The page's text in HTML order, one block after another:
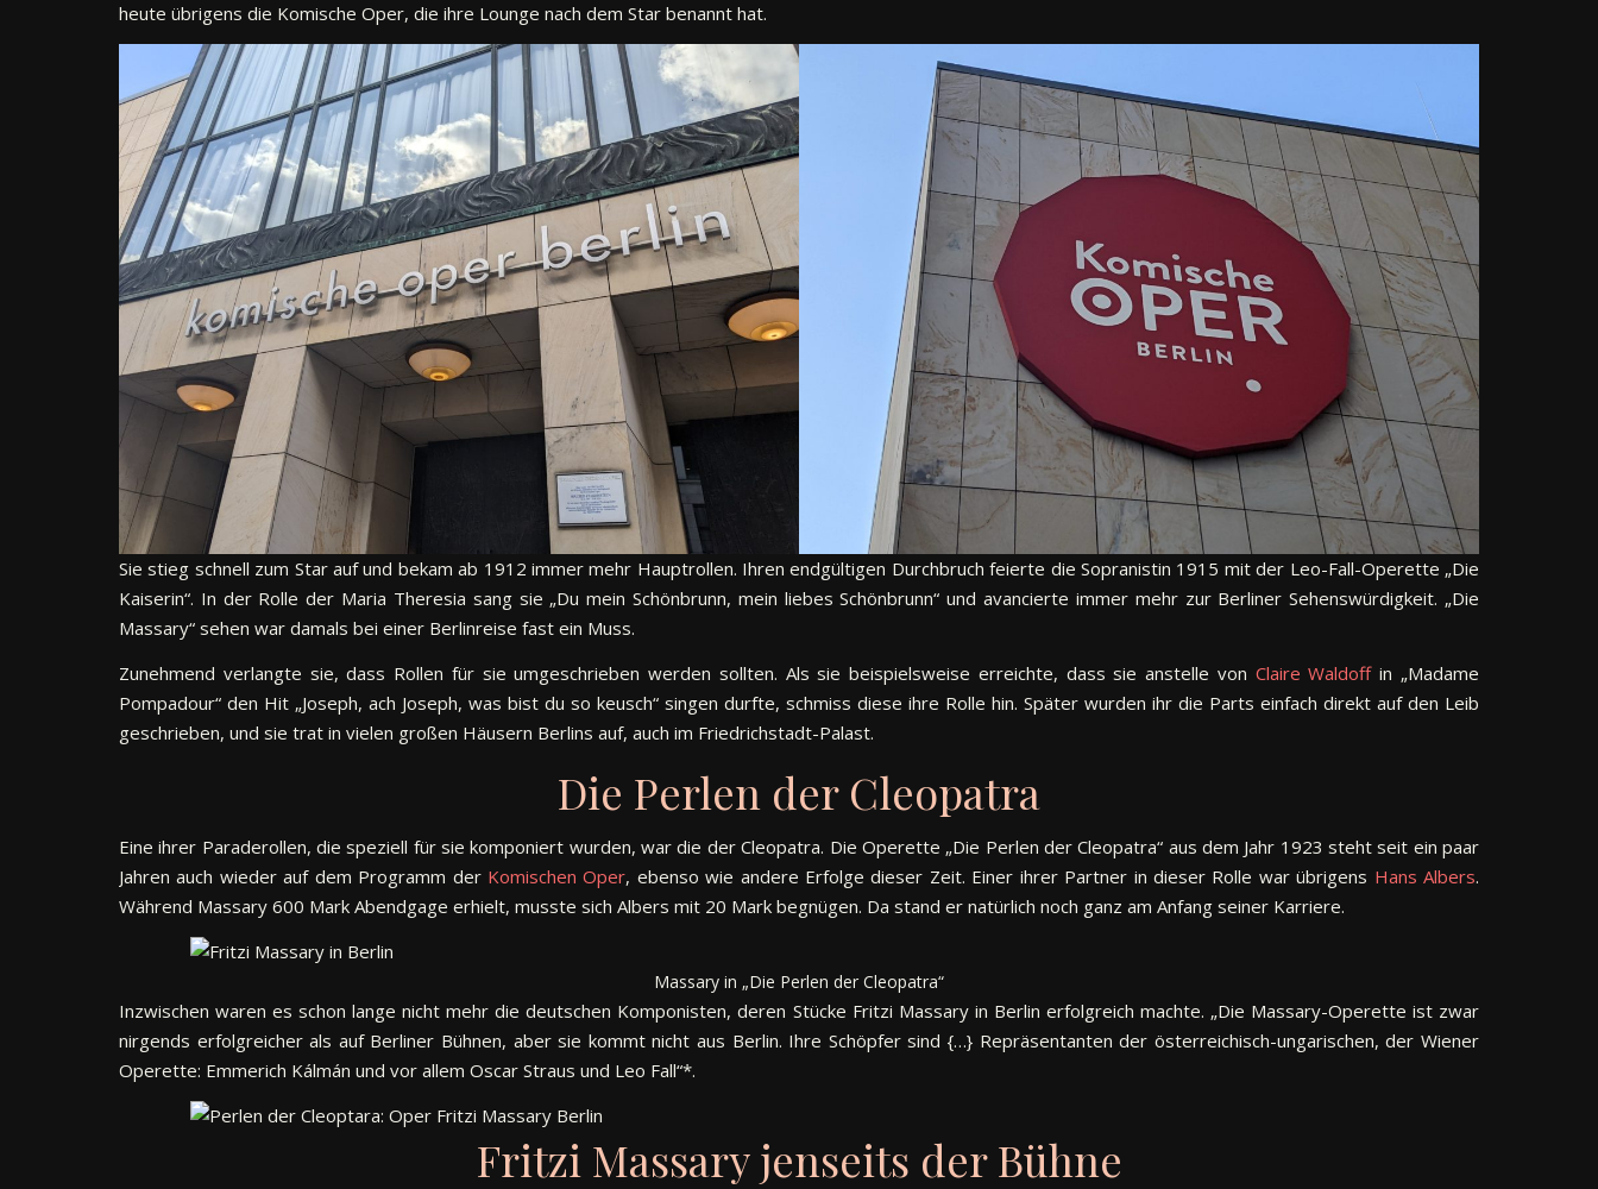
heute übrigens die Komische Oper, die ihre Lounge nach dem Star benannt hat.
Sie stieg schnell zum Star auf und bekam ab 1912 immer mehr Hauptrollen. Ihren endgültigen Durchbruch feierte die Sopranistin 1915 mit der Leo-Fall-Operette „Die
Kaiserin“. In der Rolle der Maria Theresia sang sie „Du mein Schönbrunn, mein liebes Schönbrunn“ und avancierte immer mehr zur Berliner Sehenswürdigkeit. „Die
Massary“ sehen war damals bei einer Berlinreise fast ein Muss.
Zunehmend verlangte sie, dass Rollen für sie umgeschrieben werden sollten. Als sie beispielsweise erreichte, dass sie anstelle von Claire Waldoffin „Madame
Pompadour“ den Hit „Joseph, ach Joseph, was bist du so keusch“ singen durfte, schmiss diese ihre Rolle hin. Später wurden ihr die Parts einfach direkt auf den Leib
geschrieben, und sie trat in vielen großen Häusern Berlins auf, auch im Friedrichstadt-Palast.
Die Perlen der Cleopatra
Eine ihrer Paraderollen, die speziell für sie komponiert wurden, war die der Cleopatra. Die Operette „Die Perlen der Cleopatra“ aus dem Jahr 1923 steht seit ein paar
Jahren auch wieder auf dem Programm der Komischen Oper, ebenso wie andere Erfolge dieser Zeit. Einer ihrer Partner in dieser Rolle war übrigens Hans Albers.
Während Massary 600 Mark Abendgage erhielt, musste sich Albers mit 20 Mark begnügen. Da stand er natürlich noch ganz am Anfang seiner Karriere.
Massary in „Die Perlen der Cleopatra“
Inzwischen waren es schon lange nicht mehr die deutschen Komponisten, deren Stücke Fritzi Massary in Berlin erfolgreich machte. „Die Massary-Operette ist zwar
nirgends erfolgreicher als auf Berliner Bühnen, aber sie kommt nicht aus Berlin. Ihre Schöpfer sind {…} Repräsentanten der österreichisch-ungarischen, der Wiener
Operette: Emmerich Kálmán und vor allem Oscar Straus und Leo Fall“*.
Fritzi Massary jenseits der Bühne